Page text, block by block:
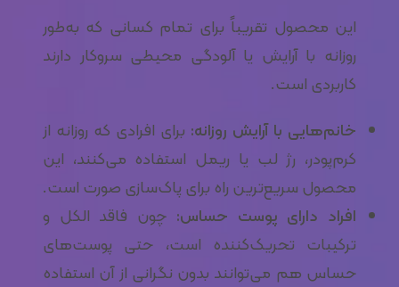
این محصول تقریباً برای تمام کسانی که به‌طور
روزانه با آرایش یا آلودگی محیطی سروکار دارند
کاربردی است.
خانم‌هایی با آرایش روزانه: برای افرادی که روزانه از
کرم‌پودر، رژ لب یا ریمل استفاده می‌کنند، این
محصول سریع‌ترین راه برای پاک‌سازی صورت است.
افراد دارای پوست حساس: چون فاقد الکل و
ترکیبات تحریک‌کننده است، حتی پوست‌های
حساس هم می‌توانند بدون نگرانی از آن استفاده